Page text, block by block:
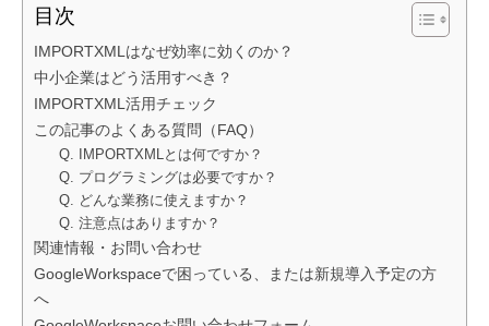
目次
IMPORTXMLはなぜ効率に効くのか？
中小企業はどう活用すべき？
IMPORTXML活用チェック
この記事のよくある質問（FAQ）
Q. IMPORTXMLとは何ですか？
Q. プログラミングは必要ですか？
Q. どんな業務に使えますか？
Q. 注意点はありますか？
関連情報・お問い合わせ
GoogleWorkspaceで困っている、または新規導入予定の方
へ